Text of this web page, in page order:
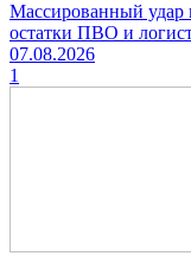
Массированный удар
остатки ПВО и
07.08.2026
1